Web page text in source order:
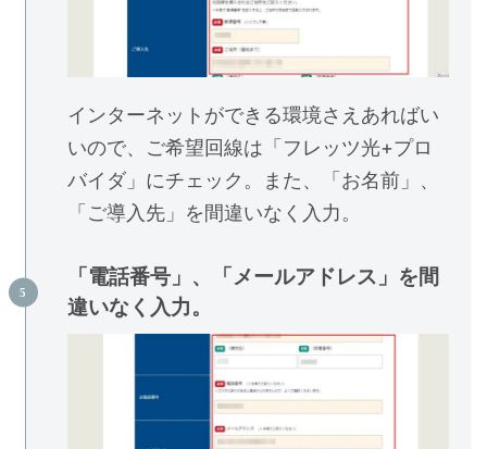
インターネットができる環境さえあればい
いので、ご希望回線は「フレッツ光+プロ
バイダ」にチェック。また、「お名前」、
「ご導入先」を間違いなく入力。
「電話番号」、「メールアドレス」を間
違いなく入力。